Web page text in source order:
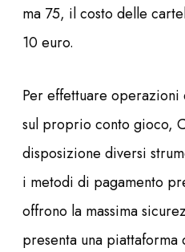
ma 75, il costo delle
10 euro.
Per effettuare
sul proprio conto gioco,
disposizione diversi
i metodi di pagamento
offrono la massima
presenta una